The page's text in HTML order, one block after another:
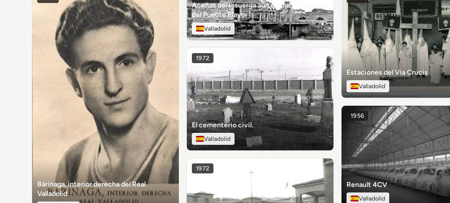
Bárinaga, interior derecha del Real
Valladolid
Aceñas del Pisuerga aún en pie y la puerta
del Puente Mayor
Valladolid
1972
El cementerio civil.
Valladolid
1972
Estaciones del Vía Crucis
Valladolid
1956
Renault 4CV
Valladolid